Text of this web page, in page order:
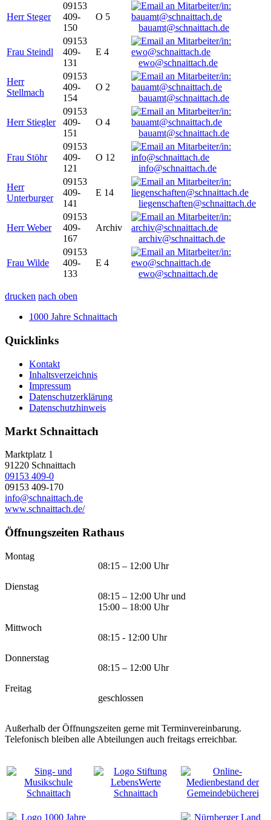
Herr Steger
09153
409-
150
O 5
bauamt@schnaittach.de
Frau Steindl
09153
409-
131
E 4
ewo@schnaittach.de
Herr
Stellmach
09153
409-
154
O 2
bauamt@schnaittach.de
Herr Stiegler
09153
409-
151
O 4
bauamt@schnaittach.de
Frau Stöhr
09153
409-
121
O 12
info@schnaittach.de
Herr
Unterburger
09153
409-
141
E 14
liegenschaften@schnaittach.de
Herr Weber
09153
409-
167
Archiv
archiv@schnaittach.de
Frau Wilde
09153
409-
133
E 4
ewo@schnaittach.de
drucken nach oben
1000 Jahre Schnaittach
Quicklinks
Kontakt
Inhaltsverzeichnis
Impressum
Datenschutzerklärung
Datenschutzhinweis
Markt Schnaittach
Marktplatz 1
91220 Schnaittach
09153 409-0
09153 409-170
info@schnaittach.de
www.schnaittach.de/
Öffnungszeiten Rathaus
Montag
08:15 – 12:00 Uhr
Dienstag
08:15 – 12:00 Uhr und
15:00 – 18:00 Uhr
Mittwoch
08:15 - 12:00 Uhr
Donnerstag
08:15 – 12:00 Uhr
Freitag
geschlossen
Außerhalb der Öffnungszeiten gerne mit Terminvereinbarung.
Telefonisch bleiben alle Abteilungen auch freitags erreichbar.